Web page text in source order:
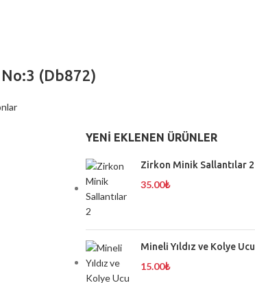
(Db872)
YENI EKLENEN ÜRÜNLER
Zirkon Minik Sallantılar 2
35.00₺
Mineli Yıldız ve Kolye Ucu
15.00₺